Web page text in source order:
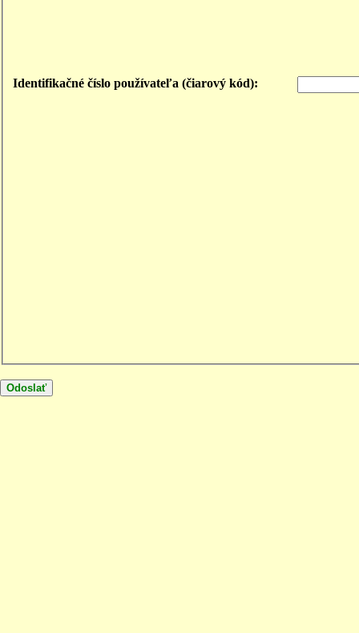
Identifikačné číslo používateľa (čiarový kód):